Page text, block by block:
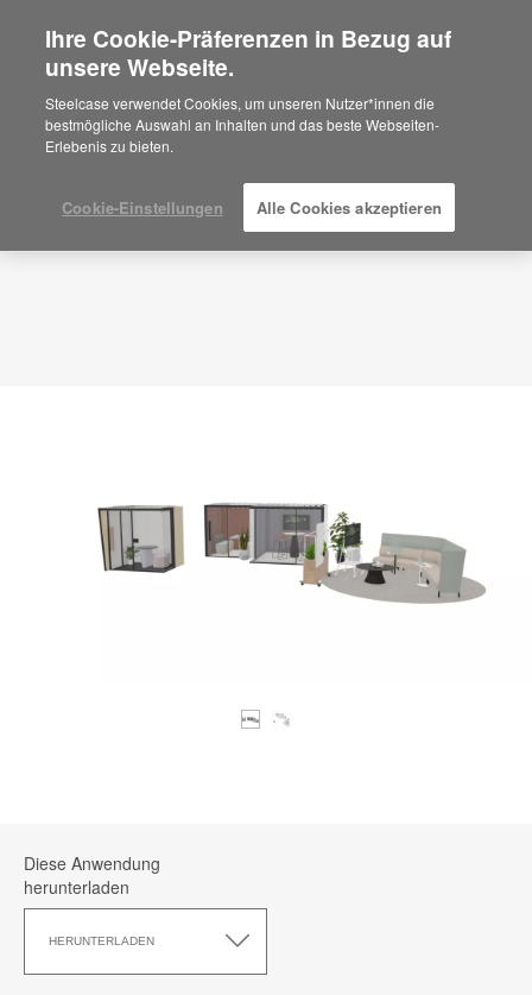
Are you in United States?
Would you like to see Products we sell in
your region?
Americas
Español
Planungsidee
ID: FP9VZ6FT
Diese Anwendung
herunterladen
HERUNTERLADEN
Anwendung
Ihre Cookie-Präferenzen in Bezug auf
unsere Webseite.
Steelcase verwendet Cookies, um unseren Nutzer*innen die
bestmögliche Auswahl an Inhalten und das beste Webseiten-
Erlebenis zu bieten.
Cookie-Einstellungen Alle Cookies akzeptieren